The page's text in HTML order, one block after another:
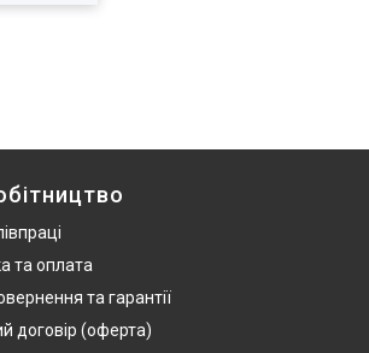
та оплата
та гарантії
договір (оферта)